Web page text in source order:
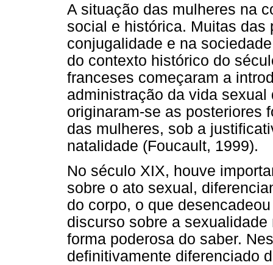
A situação das mulheres na
social e histórica. Muitas
conjugalidade e na
do contexto histórico do
franceses começaram a
administração da vida
originaram-se as posteriores
das mulheres, sob a
natalidade (Foucault, 1999).
No século XIX, houve
sobre o ato sexual,
do corpo, o que
discurso sobre a
forma poderosa do saber.
definitivamente diferenciado